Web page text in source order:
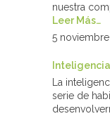
nuestra
Leer Más…
5 noviembre
La
serie de